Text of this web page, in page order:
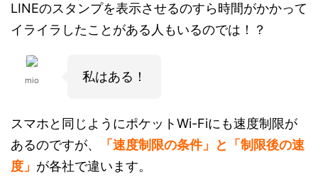
LINEのスタンプを表示させるのすら時間がかかって
イライラしたことがある人もいるのでは！？
mio 私はある！
スマホと同じようにポケットWi-Fiにも速度制限が
あるのですが、
「速度制限の条件」と「制限後の速
度」 が各社で違います。